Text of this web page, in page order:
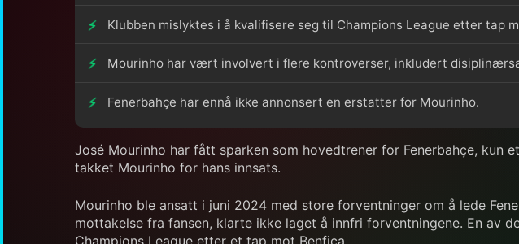
Klubben mislyktes i å kvalifisere seg til Champions League etter tap
Mourinho har vært involvert i flere kontroverser, inkludert
Fenerbahçe har ennå ikke annonsert en erstatter for Mourinho.
José Mourinho har fått sparken som hovedtrener for Fenerbahçe,
takket Mourinho for hans innsats.
Mourinho ble ansatt i juni 2024 med store forventninger om å lede
mottakelse fra fansen, klarte ikke laget å innfri forventningene. En av
Champions League etter et tap mot Benfica.